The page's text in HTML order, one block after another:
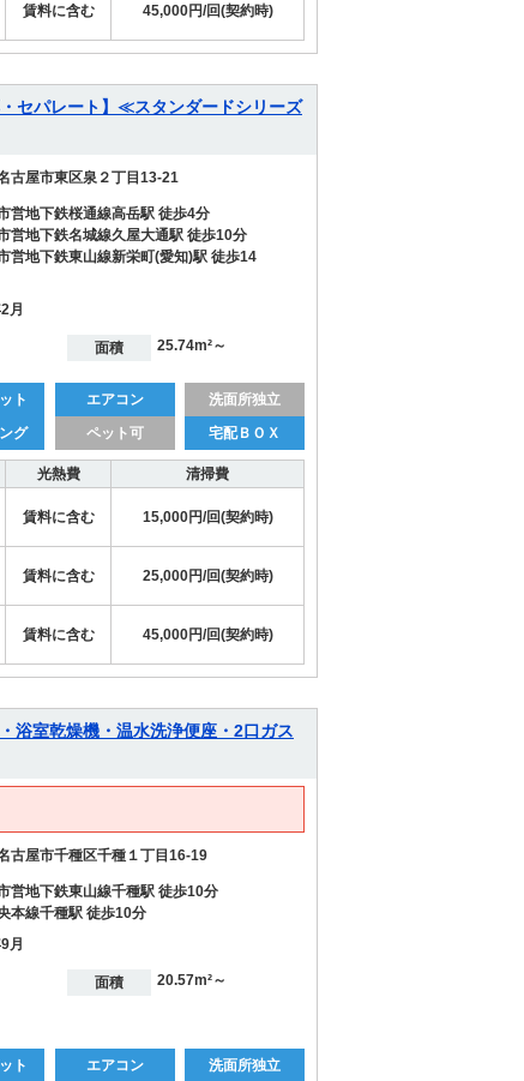
賃料に含む 45,000円/回(契約時)
セパレート】≪スタンダードシリーズ
古屋市東区泉２丁目13-21
営地下鉄桜通線高岳駅 徒歩4分
営地下鉄名城線久屋大通駅 徒歩10分
営地下鉄東山線新栄町(愛知)駅 徒歩14
月
面積 25.74m²～
ト エアコン
洗面所独立
グ ペット可 宅配ＢＯＸ
光熱費
清掃費
賃料に含む 15,000円/回(契約時)
賃料に含む 25,000円/回(契約時)
賃料に含む 45,000円/回(契約時)
浴室乾燥機・温水洗浄便座・2口ガス
古屋市千種区千種１丁目16-19
営地下鉄東山線千種駅 徒歩10分
本線千種駅 徒歩10分
月
面積 20.57m²～
ト エアコン
洗面所独立